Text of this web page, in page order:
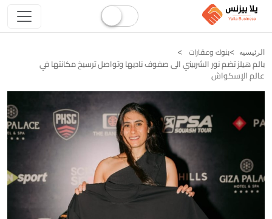
الرئيسيه بنوك وعقارات
بالم هيلز تضم نور الشربيني الى صفوف ناديها وتواصل ترسيخ مكانتها في
عالم الإسكواش